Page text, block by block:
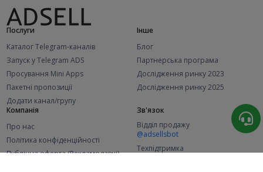
Послуги
Каталог Telegram-каналів
Запуск у Telegram ADS
Просування Mini Apps
Пакетні пропозиції
Додати канал/групу
Інше
Блог
Партнерська програма
Дослідження ринку 2023
Дослідження ринку 2025
Компанія
Про нас
Політика конфіденційності
Публічна оферта (Рекламодавці)
Зв'язок
Відділ продажу
@adsellsbot
Техпідтримка